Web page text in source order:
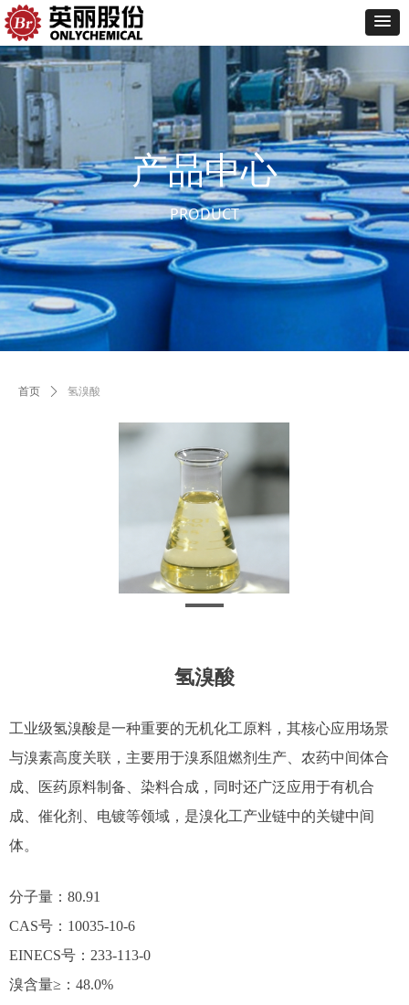
首页 ꄲ 氢溴酸
氢溴酸
工业级氢溴酸是一种重要的无机化工原料，其核心应用场景
与溴素高度关联，主要用于溴系阻燃剂生产、农药中间体合
成、医药原料制备、染料合成，同时还广泛应用于有机合
成、催化剂、电镀等领域，是溴化工产业链中的关键中间
体。
分子量：80.91
CAS号：10035-10-6
EINECS号：233-113-0
溴含量≥：48.0%
产品中心
PRODUCT